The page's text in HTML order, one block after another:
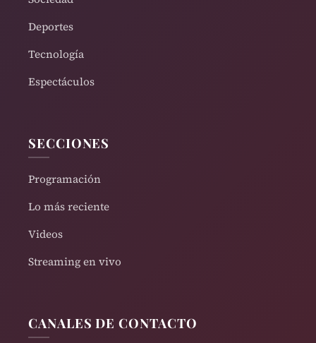
Deportes
Tecnología
Espectáculos
SECCIONES
Programación
Lo más reciente
Videos
Streaming en vivo
CANALES DE CONTACTO